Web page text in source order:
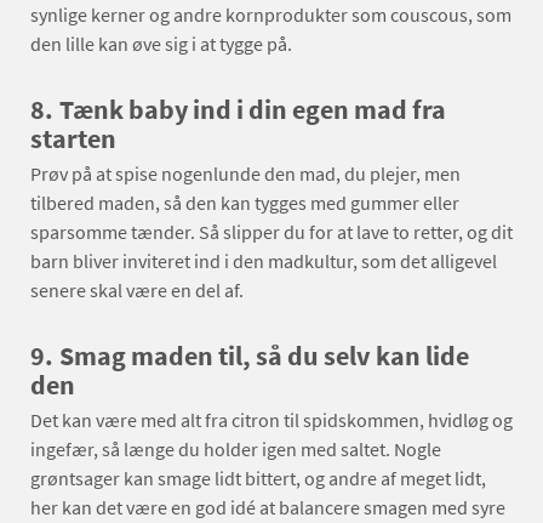
synlige kerner og andre kornprodukter som couscous, som
den lille kan øve sig i at tygge på.
8. Tænk baby ind i din egen mad fra
starten
Prøv på at spise nogenlunde den mad, du plejer, men
tilbered maden, så den kan tygges med gummer eller
sparsomme tænder. Så slipper du for at lave to retter, og dit
barn bliver inviteret ind i den madkultur, som det alligevel
senere skal være en del af.
9. Smag maden til, så du selv kan lide
den
Det kan være med alt fra citron til spidskommen, hvidløg og
ingefær, så længe du holder igen med saltet. Nogle
grøntsager kan smage lidt bittert, og andre af meget lidt,
her kan det være en god idé at balancere smagen med syre